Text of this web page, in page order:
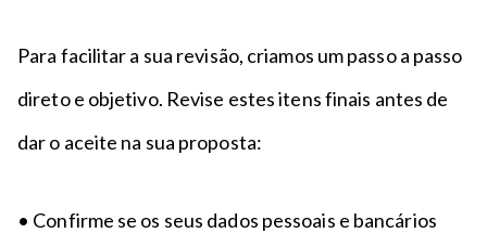
Para facilitar a sua revisão, criamos um passo a passo
direto e objetivo. Revise estes itens finais antes de
dar o aceite na sua proposta:
• Confirme se os seus dados pessoais e bancários